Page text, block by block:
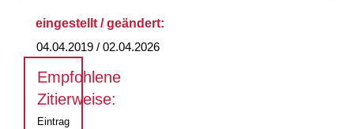
eingestellt / geändert:
04.04.2019 / 02.04.2026
Empfohlene
Zitierweise:
Eintrag